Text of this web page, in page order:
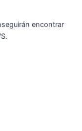
encontrar